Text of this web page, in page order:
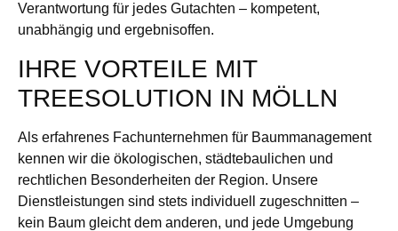
Verantwortung für jedes Gutachten – kompetent,
unabhängig und ergebnisoffen.
IHRE VORTEILE MIT
TREESOLUTION IN MÖLLN
Als erfahrenes Fachunternehmen für Baummanagement
kennen wir die ökologischen, städtebaulichen und
rechtlichen Besonderheiten der Region. Unsere
Dienstleistungen sind stets individuell zugeschnitten –
kein Baum gleicht dem anderen, und jede Umgebung